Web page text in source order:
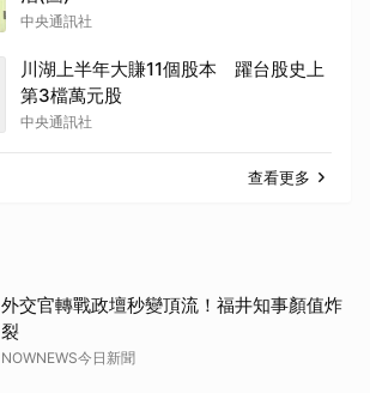
中央通訊社
川湖上半年大賺11個股本 躍台股史上
第3檔萬元股
中央通訊社
查看更多
外交官轉戰政壇秒變頂流！福井知事顏值炸
裂
NOWNEWS今日新聞